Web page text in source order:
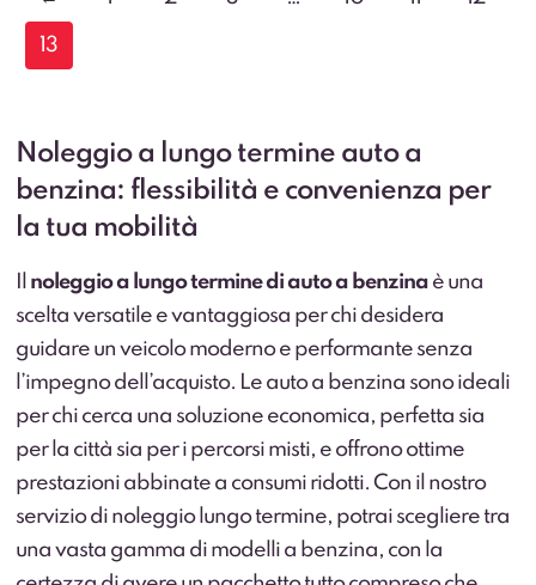
13
Noleggio a lungo termine auto a
benzina: flessibilità e convenienza per
la tua mobilità
noleggio a lungo termine di auto a benzina è una
scelta versatile e vantaggiosa per chi desidera
guidare un veicolo moderno e performante senza
l’impegno dell’acquisto. Le auto a benzina sono ideali
per chi cerca una soluzione economica, perfetta sia
per la città sia per i percorsi misti, e offrono ottime
prestazioni abbinate a consumi ridotti. Con il nostro
servizio di noleggio lungo termine, potrai scegliere tra
una vasta gamma di modelli a benzina, con la